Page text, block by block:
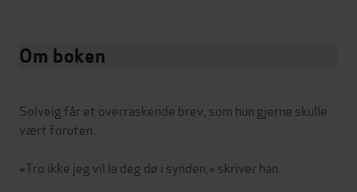
Om boken
Solveig får et overraskende brev, som hun gjerne skulle
vært foruten.
«Tro ikke jeg vil la deg dø i synden,» skriver han.